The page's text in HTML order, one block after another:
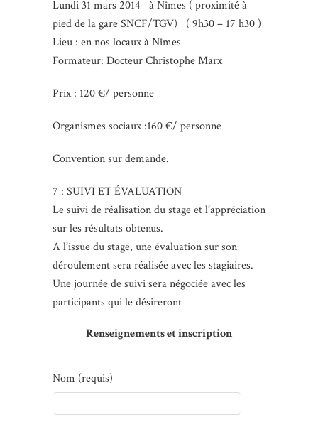
Lundi 31 mars 2014 à Nîmes ( proximité à
pied de la gare SNCF/TGV) ( 9h30 – 17 h30 )
Lieu : en nos locaux à Nîmes
Formateur: Docteur Christophe Marx
Prix : 120 €/ personne
Organismes sociaux :160 €/ personne
Convention sur demande.
7 : SUIVI ET ÉVALUATION
Le suivi de réalisation du stage et l’appréciation
sur les résultats obtenus.
A l’issue du stage, une évaluation sur son
déroulement sera réalisée avec les stagiaires.
Une journée de suivi sera négociée avec les
participants qui le désireront
Renseignements et inscription
Nom (requis)